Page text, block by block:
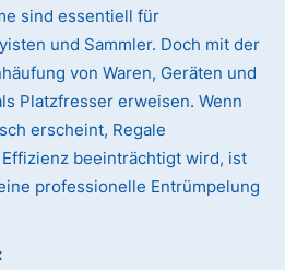
sind essentiell für
und Sammler. Doch mit der
von Waren, Geräten und
Platzfresser erweisen. Wenn
erscheint, Regale
beeinträchtigt wird, ist
professionelle Entrümpelung